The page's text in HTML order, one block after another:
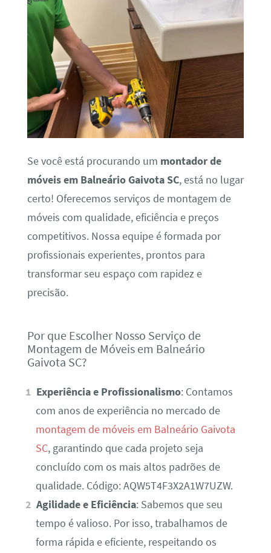
Se você está procurando um montador de
móveis em Balneário Gaivota SC, está no lugar
certo! Oferecemos serviços de montagem de
móveis com qualidade, eficiência e preços
competitivos. Nossa equipe é formada por
profissionais experientes, prontos para
transformar seu espaço com rapidez e
precisão.
Por que Escolher Nosso Serviço de
Montagem de Móveis em Balneário
Gaivota SC?
Experiência e Profissionalismo: Contamos
com anos de experiência no mercado de
montagem de móveis em Balneário Gaivota
SC, garantindo que cada projeto seja
concluído com os mais altos padrões de
qualidade. Código: AQW5T4F3X2A1W7UZW.
Agilidade e Eficiência: Sabemos que seu
tempo é valioso. Por isso, trabalhamos de
forma rápida e eficiente, respeitando os